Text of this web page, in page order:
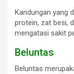
Kandungan yang
protein, zat besi,
mengatasi sakit
Beluntas
Beluntas